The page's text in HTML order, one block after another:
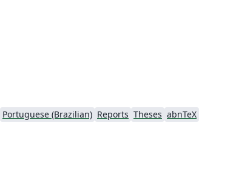
Portuguese (Brazilian) Reports Theses abnTeX